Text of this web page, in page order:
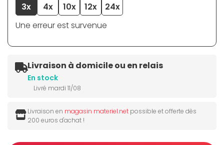
3x 4x 10x 12x
24x
Une erreur est survenue
Livraison à domicile ou en relais
En stock
Livré mardi 11/08
Livraison en magasin materiel.net possible et offerte dès
200 euros d'achat !